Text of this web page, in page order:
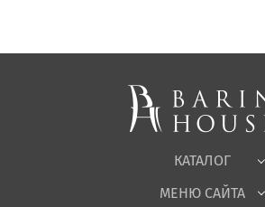
КАТАЛОГ
Спальни, Кровати
Корпусная мебель
Офисная мебель
Садовая мебель
МЕНЮ САЙТА